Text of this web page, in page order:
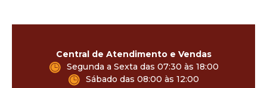
Central de Atendimento e Vendas
Segunda a Sexta das 07:30 às 18:00
Sábado das 08:00 às 12:00